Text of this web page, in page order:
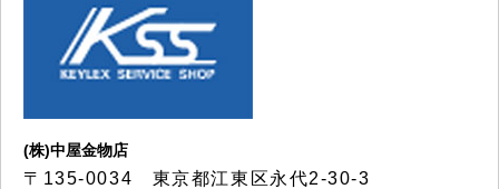
(株)中屋金物店
〒135-0034 東京都江東区永代2-30-3